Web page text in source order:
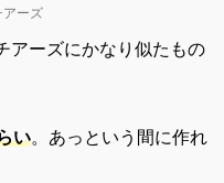
アーズ
アーズにかなり似たもの
い。あっという間に作れ